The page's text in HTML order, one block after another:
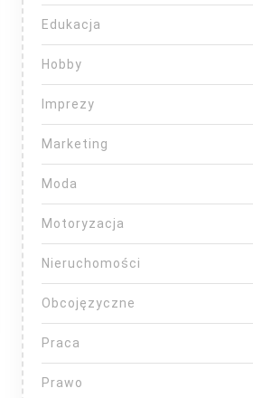
Edukacja
Hobby
Imprezy
Marketing
Moda
Motoryzacja
Nieruchomości
Obcojęzyczne
Praca
Prawo